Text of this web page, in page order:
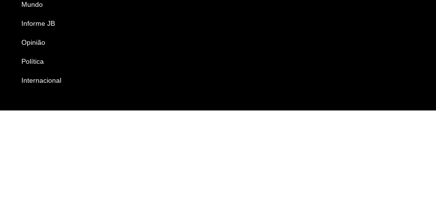
Mundo
Informe JB
Opinião
Política
Internacional